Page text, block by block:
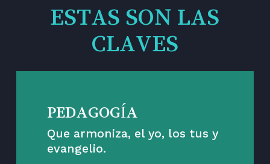
ESTAS SON LAS
CLAVES
PEDAGOGÍA
Que armoniza, el yo, los tus y
evangelio.